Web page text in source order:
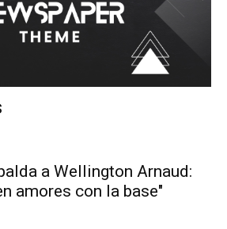
a Wellington Arnaud:
amores con la base"